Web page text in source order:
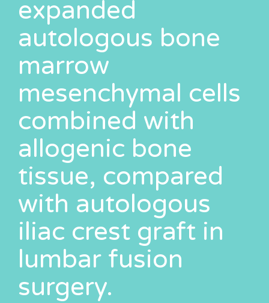
expanded
autologous bone
marrow
mesenchymal cells
combined with
allogenic bone
tissue, compared
with autologous
iliac crest graft in
lumbar fusion
surgery.